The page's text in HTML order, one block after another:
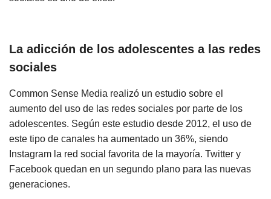
La adicción de los adolescentes a las redes
sociales
Common Sense Media realizó un estudio sobre el
aumento del uso de las redes sociales por parte de los
adolescentes. Según este estudio desde 2012, el uso de
este tipo de canales ha aumentado un 36%, siendo
Instagram la red social favorita de la mayoría. Twitter y
Facebook quedan en un segundo plano para las nuevas
generaciones.